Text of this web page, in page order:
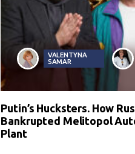
VALENTYNA
SAMAR
Putin’s Hucksters. How
Bankrupted Melitopol
Plant